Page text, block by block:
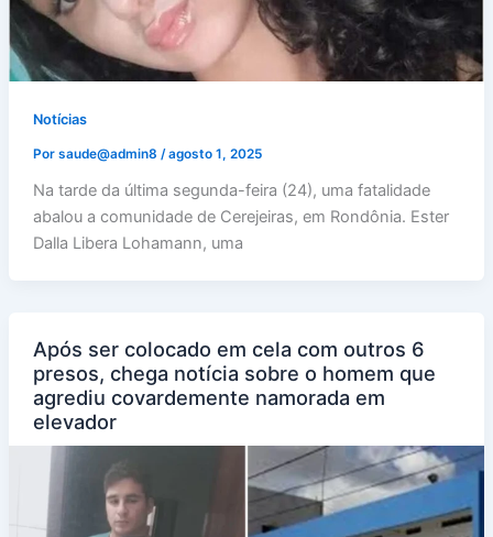
Notícias
Por saude@admin8 /agosto 1, 2025
Na tarde da última segunda-feira (24), uma fatalidade
abalou a comunidade de Cerejeiras, em Rondônia. Ester
Dalla Libera Lohamann, uma
Após ser colocado em cela com outros 6
presos, chega notícia sobre o homem que
agrediu covardemente namorada em
elevador